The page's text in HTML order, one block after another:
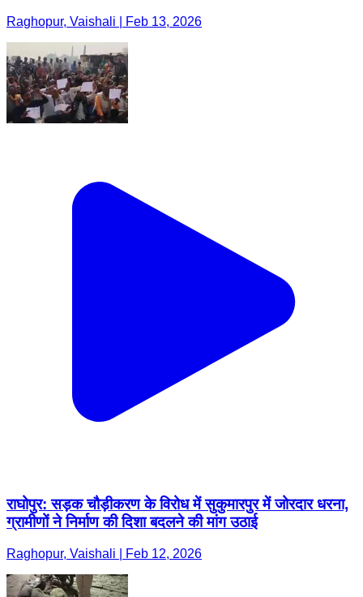
Raghopur, Vaishali | Feb 13, 2026
राघोपुर: सड़क चौड़ीकरण के विरोध में सुकुमारपुर में जोरदार धरना,
ग्रामीणों ने निर्माण की दिशा बदलने की मांग उठाई
Raghopur, Vaishali | Feb 12, 2026